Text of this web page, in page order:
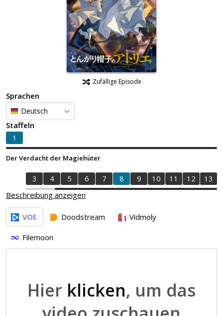
Zufällige Episode
Sprachen
Deutsch
Staffeln
1
Der Verdacht der Magiehüter
3 4 5 6 7 8 9 10 11 12
13
Beschreibung anzeigen
VOE Doodstream Vidmoly
Filemoon
Hier klicken, um das